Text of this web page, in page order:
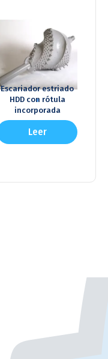
,
Escariador estriado
HDD con rótula
incorporada
Leer